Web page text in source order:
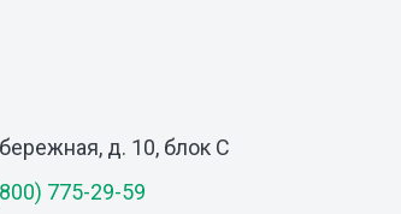
д. 10, блок С
775-29-59